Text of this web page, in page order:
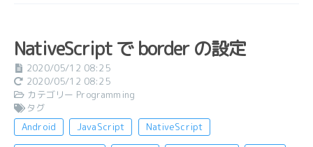
NativeScript で border の設定
2020/05/12 08:25
2020/05/12 08:25
カテゴリー Programming
タグ
Android
JavaScript NativeScript